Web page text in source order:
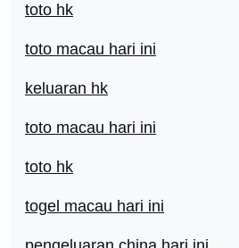
toto hk
toto macau hari ini
keluaran hk
toto macau hari ini
toto hk
togel macau hari ini